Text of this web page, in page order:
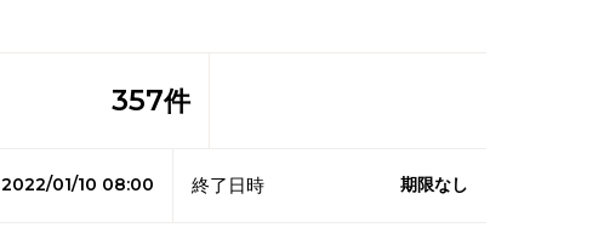
357件
2022/01/10 08:00 終了日時 期限なし